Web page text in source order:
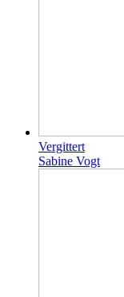
Vergittert
Sabine Vogt